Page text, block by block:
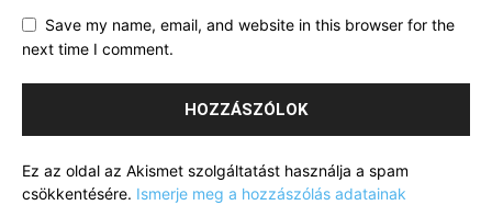
Save my name, email, and website in this browser for the
next time I comment.
Ez az oldal az Akismet szolgáltatást használja a spam
csökkentésére. Ismerje meg a hozzászólás adatainak